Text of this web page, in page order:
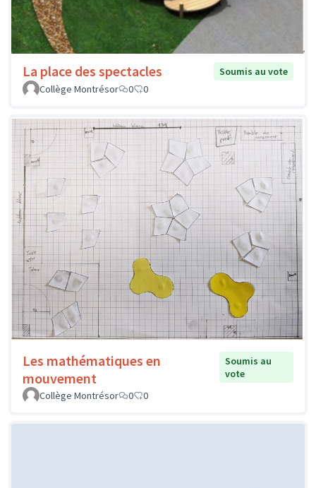
La place des spectacles
Soumis au vote
Collège Montrésor
0 0
Les mathématiques en
mouvement
Soumis au
vote
Collège Montrésor
0 0